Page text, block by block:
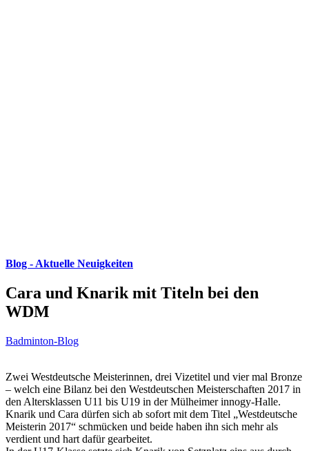
Blog - Aktuelle Neuigkeiten
Cara und Knarik mit Titeln bei den
WDM
Badminton-Blog
Zwei Westdeutsche Meisterinnen, drei Vizetitel und vier mal Bronze
– welch eine Bilanz bei den Westdeutschen Meisterschaften 2017 in
den Altersklassen U11 bis U19 in der Mülheimer innogy-Halle.
Knarik und Cara dürfen sich ab sofort mit dem Titel „Westdeutsche
Meisterin 2017“ schmücken und beide haben ihn sich mehr als
verdient und hart dafür gearbeitet.